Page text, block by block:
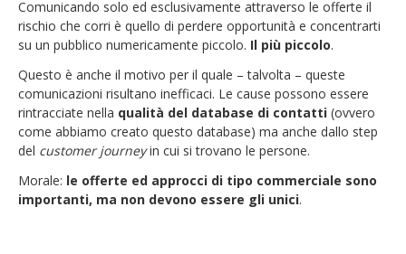
Comunicando solo ed esclusivamente attraverso le offerte il
rischio che corri è quello di perdere opportunità e concentrarti
su un pubblico numericamente piccolo. Il più piccolo.
Questo è anche il motivo per il quale – talvolta – queste
comunicazioni risultano inefficaci. Le cause possono essere
rintracciate nella qualità del database di contatti (ovvero
come abbiamo creato questo database) ma anche dallo step
del customer journeyin cui si trovano le persone.
Morale: le offerte ed approcci di tipo commerciale sono
importanti, ma non devono essere gli unici.